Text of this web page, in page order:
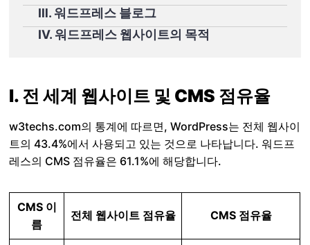
Ⅲ. 워드프레스 블로그
Ⅳ. 워드프레스 웹사이트의 목적
Ⅰ. 전 세계 웹사이트 및 CMS 점유율
w3techs.com의 통계에 따르면, WordPress는 전체 웹사이
트의 43.4%에서 사용되고 있는 것으로 나타납니다. 워드프
레스의 CMS 점유율은 61.1%에 해당합니다.
CMS 이
름
전체 웹사이트 점유율 CMS 점유율